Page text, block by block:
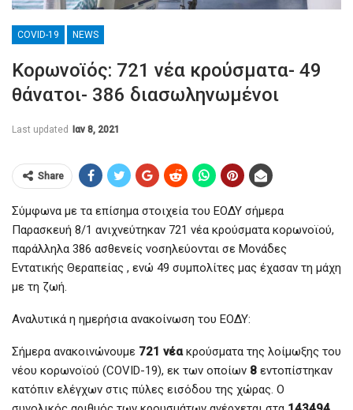
COVID-19 NEWS
Κορωνοϊός: 721 νέα κρούσματα- 49
θάνατοι- 386 διασωληνωμένοι
Last updated Ιαν 8, 2021
Share
Σύμφωνα με τα επίσημα στοιχεία του ΕΟΔΥ σήμερα
Παρασκευή 8/1 ανιχνεύτηκαν 721 νέα κρούσματα κορωνοϊού,
παράλληλα 386 ασθενείς νοσηλεύονται σε Μονάδες
Εντατικής Θεραπείας , ενώ 49 συμπολίτες μας έχασαν τη μάχη
με τη ζωή.
Αναλυτικά η ημερήσια ανακοίνωση του ΕΟΔΥ:
Σήμερα ανακοινώνουμε 721 νέακρούσματα της λοίμωξης του
νέου κορωνοϊού (COVID-19), εκ των οποίων 8 εντοπίστηκαν
κατόπιν ελέγχων στις πύλες εισόδου της χώρας. Ο